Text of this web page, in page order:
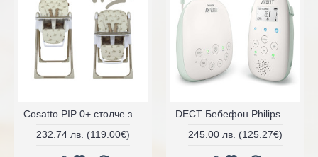
232.74 лв. (119.00€)
245.00 лв. (125.27€)